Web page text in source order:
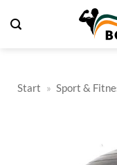
Inhalt
Start » Sport &